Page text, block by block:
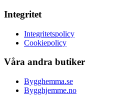
Integritet
Integritetspolicy
Cookiepolicy
Våra andra butiker
Bygghemma.se
Bygghjemme.no